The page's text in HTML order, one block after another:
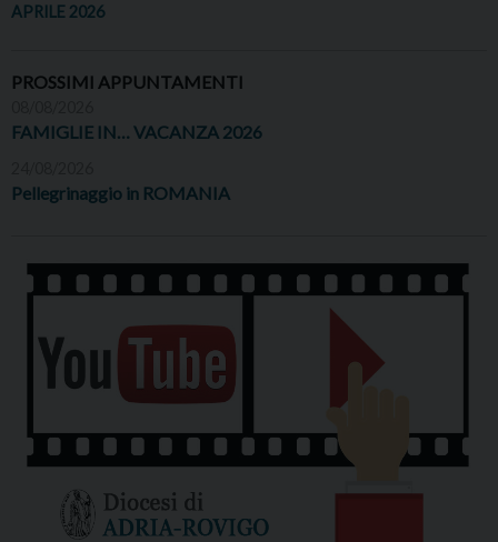
APRILE 2026
PROSSIMI APPUNTAMENTI
FAMIGLIE IN… VACANZA 2026
Pellegrinaggio in ROMANIA